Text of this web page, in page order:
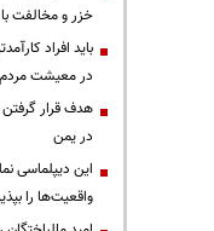
خزر و مخالفت با
باید افراد
در معیشت
هدف قرار گرفتن
در یمن
این دیپلماسی
واقعیت‌ها را